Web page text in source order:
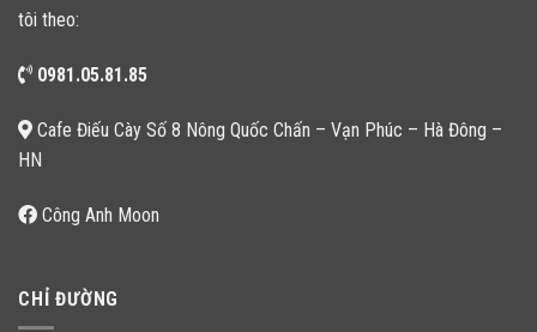
tôi theo:
0981.05.81.85
Cafe Điếu Cày Số 8 Nông Quốc Chấn – Vạn Phúc – Hà Đông –
HN
Công Anh Moon
CHỈ ĐƯỜNG